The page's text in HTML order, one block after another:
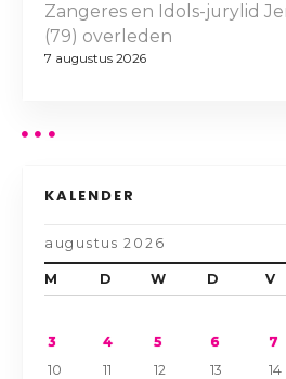
Zangeres en Idols-jurylid
(79) overleden
7 augustus 2026
KALENDER
augustus 2026
M D W D V
3
4 5 6 7
10
11 12 13 14